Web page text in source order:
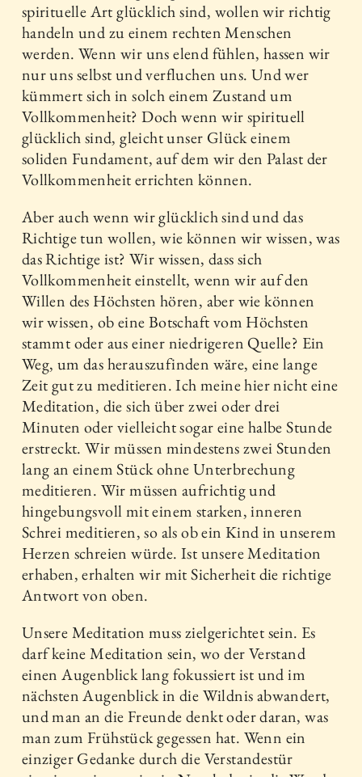
spirituelle Art glücklich sind, wollen wir richtig
handeln und zu einem rechten Menschen
werden. Wenn wir uns elend fühlen, hassen wir
nur uns selbst und verfluchen uns. Und wer
kümmert sich in solch einem Zustand um
Vollkommenheit? Doch wenn wir spirituell
glücklich sind, gleicht unser Glück einem
soliden Fundament, auf dem wir den Palast der
Vollkommenheit errichten können.
Aber auch wenn wir glücklich sind und das
Richtige tun wollen, wie können wir wissen, was
das Richtige ist? Wir wissen, dass sich
Vollkommenheit einstellt, wenn wir auf den
Willen des Höchsten hören, aber wie können
wir wissen, ob eine Botschaft vom Höchsten
stammt oder aus einer niedrigeren Quelle? Ein
Weg, um das herauszufinden wäre, eine lange
Zeit gut zu meditieren. Ich meine hier nicht eine
Meditation, die sich über zwei oder drei
Minuten oder vielleicht sogar eine halbe Stunde
erstreckt. Wir müssen mindestens zwei Stunden
lang an einem Stück ohne Unterbrechung
meditieren. Wir müssen aufrichtig und
hingebungsvoll mit einem starken, inneren
Schrei meditieren, so als ob ein Kind in unserem
Herzen schreien würde. Ist unsere Meditation
erhaben, erhalten wir mit Sicherheit die richtige
Antwort von oben.
Unsere Meditation muss zielgerichtet sein. Es
darf keine Meditation sein, wo der Verstand
einen Augenblick lang fokussiert ist und im
nächsten Augenblick in die Wildnis abwandert,
und man an die Freunde denkt oder daran, was
man zum Frühstück gegessen hat. Wenn ein
einziger Gedanke durch die Verstandestür